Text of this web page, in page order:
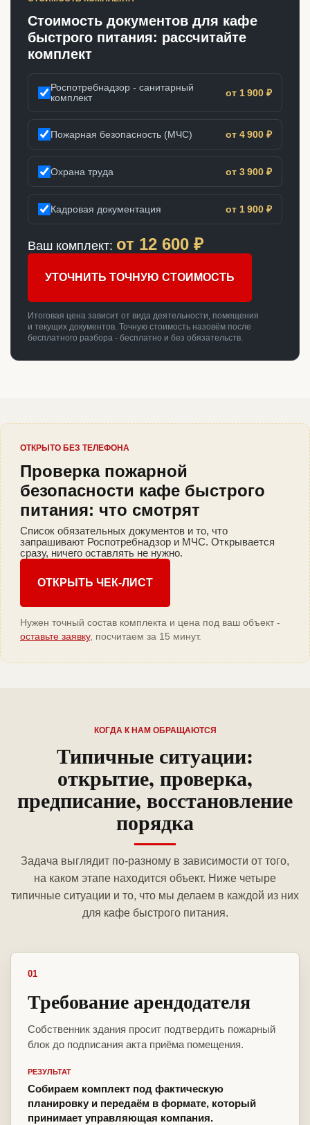
Стоимость документов для кафе
быстрого питания: рассчитайте
комплект
Роспотребнадзор - санитарный
комплект
от 1 900 ₽
Пожарная безопасность (МЧС) от 4 900 ₽
Охрана труда от 3 900 ₽
Кадровая документация от 1 900 ₽
Ваш комплект: от 12 600 ₽
УТОЧНИТЬ ТОЧНУЮ СТОИМОСТЬ
Итоговая цена зависит от вида деятельности, помещения
и текущих документов. Точную стоимость назовём после
бесплатного разбора - бесплатно и без обязательств.
ОТКРЫТО БЕЗ ТЕЛЕФОНА
Проверка пожарной
безопасности кафе быстрого
питания: что смотрят
Список обязательных документов и то, что
запрашивают Роспотребнадзор и МЧС. Открывается
сразу, ничего оставлять не нужно.
ОТКРЫТЬ ЧЕК-ЛИСТ
Нужен точный состав комплекта и цена под ваш объект -
оставьте заявку, посчитаем за 15 минут.
КОГДА К НАМ ОБРАЩАЮТСЯ
Типичные ситуации:
открытие, проверка,
предписание, восстановление
порядка
Задача выглядит по-разному в зависимости от того,
на каком этапе находится объект. Ниже четыре
типичные ситуации и то, что мы делаем в каждой из них
для кафе быстрого питания.
01
Требование арендодателя
Собственник здания просит подтвердить пожарный
блок до подписания акта приёма помещения.
РЕЗУЛЬТАТ
Собираем комплект под фактическую
планировку и передаём в формате, который
принимает управляющая компания.